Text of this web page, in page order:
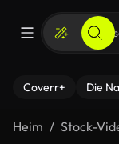
Coverr+ Die
Heim Stock-